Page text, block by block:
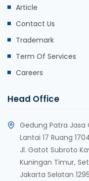
Article
Contact Us
Trademark
Term Of Services
Careers
Head Office
Gedung Patra
Lantai 17 Ruang
Jl. Gatot Subroto
Kuningan Timur,
Jakarta Selatan